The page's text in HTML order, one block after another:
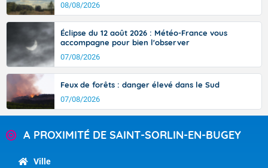
08/08/2026
Éclipse du 12 août 2026 : Météo-France vous
accompagne pour bien l'observer
07/08/2026
Feux de forêts : danger élevé dans le Sud
07/08/2026
A PROXIMITÉ DE SAINT-SORLIN-EN-BUGEY
Ville